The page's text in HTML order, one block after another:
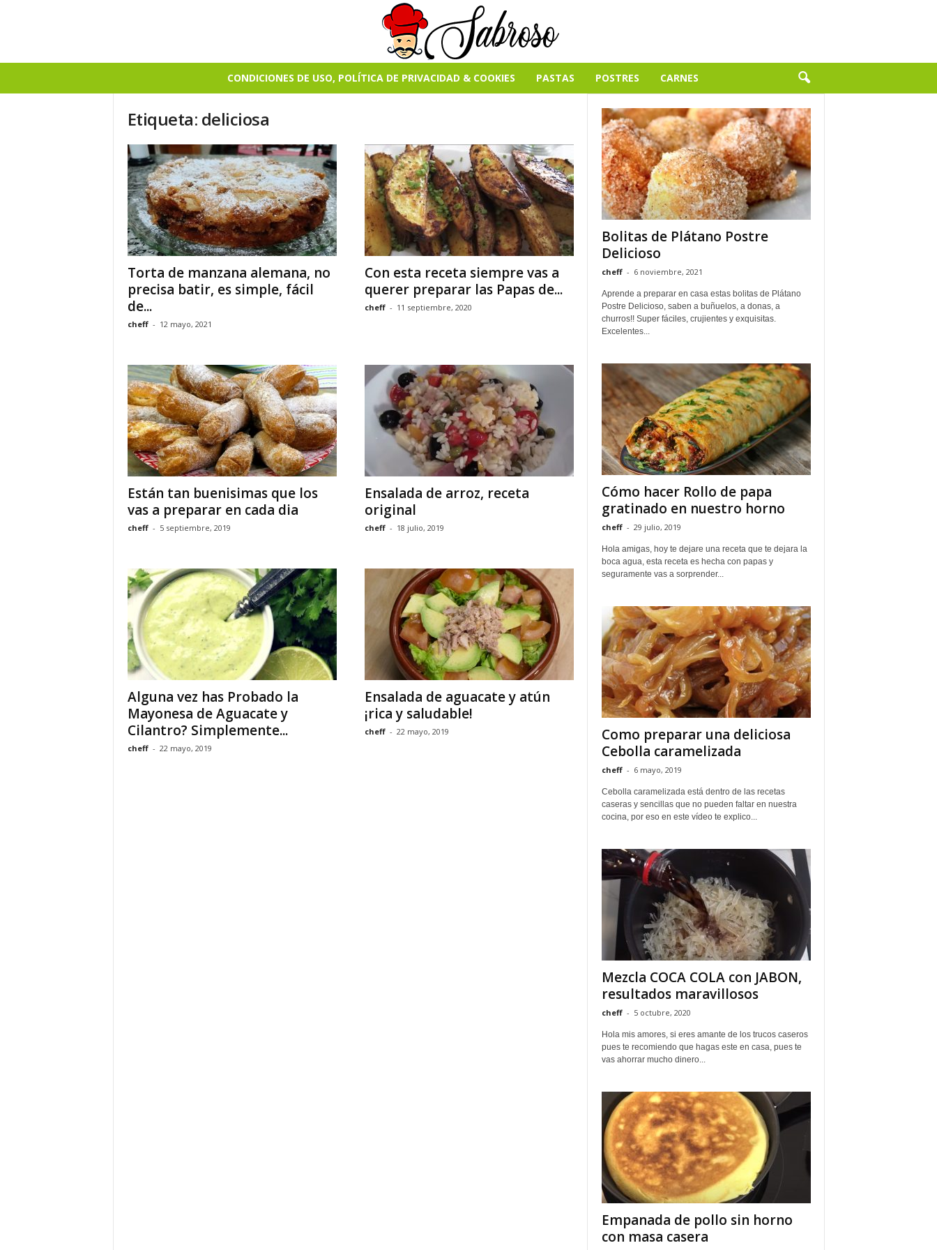
CONDICIONES DE USO, POLÍTICA DE PRIVACIDAD & COOKIES PASTAS POSTRES CARNES
Etiqueta: deliciosa
Torta de manzana alemana, no
precisa batir, es simple, fácil
de...
cheff - 12 mayo, 2021
Con esta receta siempre vas a
querer preparar las Papas de...
cheff - 11 septiembre, 2020
Están tan buenisimas que los
vas a preparar en cada dia
cheff - 5 septiembre, 2019
Ensalada de arroz, receta
original
cheff - 18 julio, 2019
Alguna vez has Probado la
Mayonesa de Aguacate y
Cilantro? Simplemente...
cheff - 22 mayo, 2019
Ensalada de aguacate y atún
¡rica y saludable!
cheff - 22 mayo, 2019
Bolitas de Plátano Postre
Delicioso
cheff - 6 noviembre, 2021
Aprende a preparar en casa estas bolitas de Plátano
Postre Delicioso, saben a buñuelos, a donas, a
churros!! Super fáciles, crujientes y exquisitas.
Excelentes...
Cómo hacer Rollo de papa
gratinado en nuestro horno
cheff - 29 julio, 2019
Hola amigas, hoy te dejare una receta que te dejara la
boca agua, esta receta es hecha con papas y
seguramente vas a sorprender...
Como preparar una deliciosa
Cebolla caramelizada
cheff - 6 mayo, 2019
Cebolla caramelizada está dentro de las recetas
caseras y sencillas que no pueden faltar en nuestra
cocina, por eso en este vídeo te explico...
Mezcla COCA COLA con JABON,
resultados maravillosos
cheff - 5 octubre, 2020
Hola mis amores, si eres amante de los trucos caseros
pues te recomiendo que hagas este en casa, pues te
vas ahorrar mucho dinero...
Empanada de pollo sin horno
con masa casera